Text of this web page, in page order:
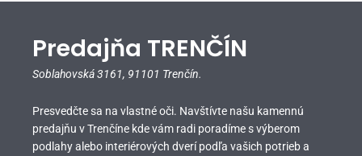
Predajňa TRENČÍN
Soblahovská 3161, 91101 Trenčín.
Presvedčte sa na vlastné oči. Navštívte našu kamennú
predajňu v Trenčíne kde vám radi poradíme s výberom
podlahy alebo interiérových dverí podľa vašich potrieb a